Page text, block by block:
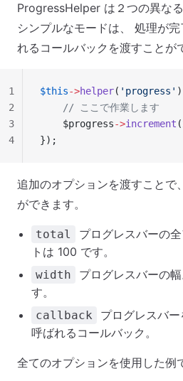
ProgressHelper は２つの異なる
シンプルなモードは、 処理が
れるコールバックを渡すことが
$this->helper( 'progress' )
    // ここで作業します
    $progress
->increment (
});
1
2
3
4
追加のオプションを渡すことで
ができます。
total
プログレスバーの
トは 100 です。
width
プログレスバーの
す。
callback
プログレスバ
呼ばれるコールバック。
全てのオプションを使用した例